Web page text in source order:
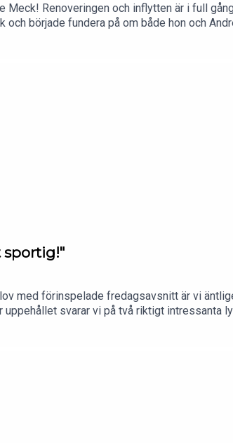
Renoveringen och inflytten är i full
började fundera på om både hon och
sina tidigare breakups? Varmt välkomna till
ett konto så får du 60 dagar gratis!
sportig!"
med förinspelade fredagsavsnitt är vi
svarar vi på två riktigt intressanta
om känslan av att ens partner inte riktigt
sin partner?REKLAM FÖR BOOKBEAT - Gå